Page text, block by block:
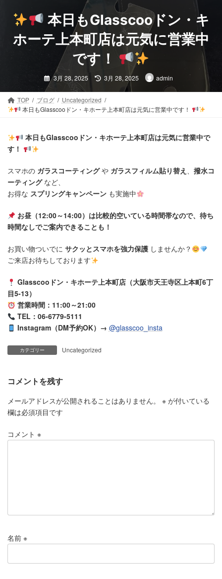
本日もGlasscooドン・キ
ホーテ上本町店は元気に営業中
です！
3月 28, 2025 最
終
新
日
時
:
3月 28, 2025 admin
TOP ブログ
Uncategorized
本日もGlasscooドン・キホーテ上本町店は元気に営業中です！
本日もGlasscooドン・キホーテ上本町店は元気に営業中で
す！
スマホの ガラスコーティングや ガラスフィルム貼り替え 、 撥水コ
ーティングなど、
お得な スプリングキャンペーン も実施中
お昼（12:00～14:00）は比較的空いている時間帯なので、待ち
時間なしでご案内できることも！
お買い物ついでに サクッとスマホを強力保護 しませんか？
ご来店お待ちしております
Glasscooドン・キホーテ上本町店（大阪市天王寺区上本町6丁
目5-13）
営業時間：11:00～21:00
TEL：06-6779-5111
Instagram（DM予約OK）→ @glasscoo_insta
カテゴリー Uncategorized
コメントを残す
メールアドレスが公開されることはありません。 ※ が付いている
欄は必須項目です
コメント ※
名前 ※